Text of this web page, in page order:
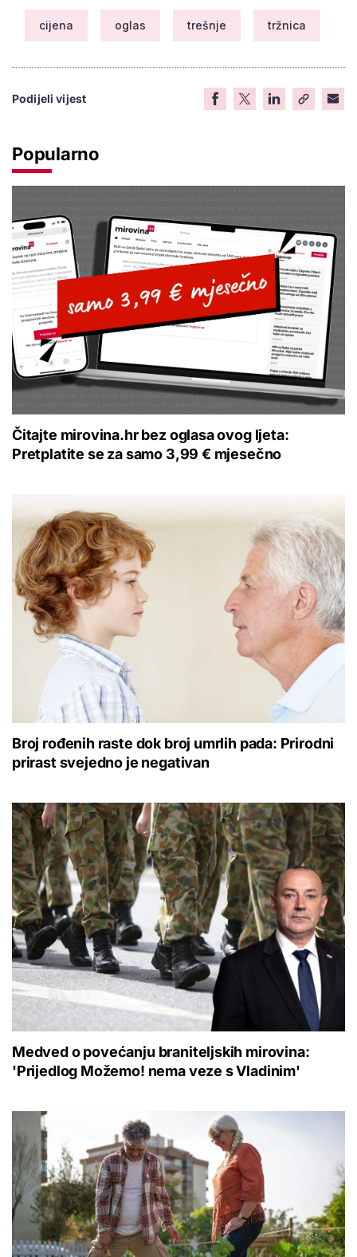
cijena oglas trešnje tržnica
Podijeli vijest
Popularno
Čitajte mirovina.hr bez oglasa ovog ljeta:
Pretplatite se za samo 3,99 € mjesečno
Broj rođenih raste dok broj umrlih pada: Prirodni
prirast svejedno je negativan
Medved o povećanju braniteljskih mirovina:
'Prijedlog Možemo! nema veze s Vladinim'